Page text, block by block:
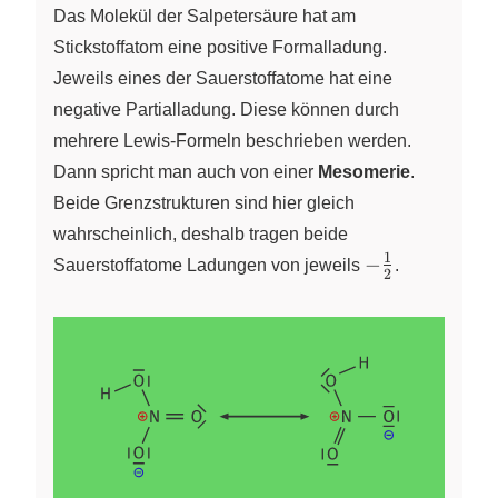
Das Molekül der Salpetersäure hat am
Stickstoffatom eine positive Formalladung.
Jeweils eines der Sauerstoffatome hat eine
negative Partialladung. Diese können durch
mehrere Lewis-Formeln beschrieben werden.
Dann spricht man auch von einer Mesomerie.
Beide Grenzstrukturen sind hier gleich
wahrscheinlich, deshalb tragen beide
Sauerstoffatome Ladungen von jeweils -
{2}
− 2
1 .